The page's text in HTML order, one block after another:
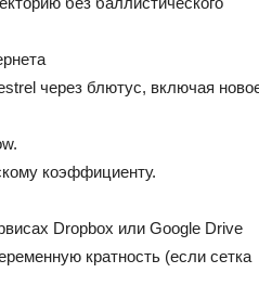
через блютус, включая
коэффициенту.
Dropbox или Google Drive
кратность (если сетка